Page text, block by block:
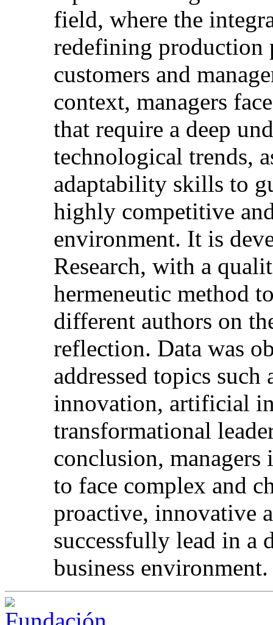
field, where the
redefining production
customers and
context, managers
that require a deep
technological trends,
adaptability skills to
highly competitive
environment. It is
Research, with a
hermeneutic method
different authors on
reflection. Data was
addressed topics such
innovation, artificial
transformational
conclusion,
to face complex and
proactive, innovative
successfully lead in a
business environment.